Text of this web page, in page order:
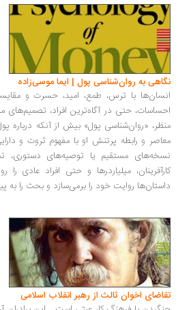
به روان‌شناسی پول | ایما موسی‌زاده
با ترس، طمع، امید، حسرت و مقایسه
حتی در آگاه‌ترین افراد، تصمیم‌های مالی
«روان‌شناسی پول» بیش از آنکه درباره پول باشد،
و رابطه پرتنش او با مفهوم ثروت و دارایی
مستقیم یا توصیه‌های دستوری، تجربه
میلیاردرها و حتی افراد عادی را
روایت خود را برمی‌سازد و بحث را به پیش
اخوان ثالث از رهبر انقلاب اسلامی